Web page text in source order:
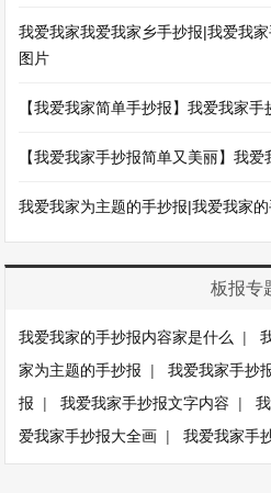
我爱我家我爱我家乡手抄报|我爱我
图片
【我爱我家简单手抄报】我爱我家
【我爱我家手抄报简单又美丽】我
我爱我家为主题的手抄报|我爱我家
板报专
我爱我家的手抄报内容家是什么 |
家为主题的手抄报 |我爱我家手抄
报 |我爱我家手抄报文字内容 |
爱我家手抄报大全画 |我爱我家手